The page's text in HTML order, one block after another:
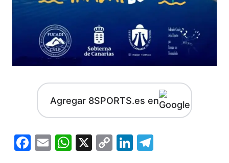
Agregar 8SPORTS.es en
Facebook
EmailWhatsApp
X
CopyLinkedIn